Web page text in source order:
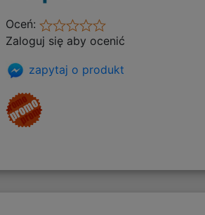
Oceń:
Zaloguj się aby ocenić
zapytaj o produkt